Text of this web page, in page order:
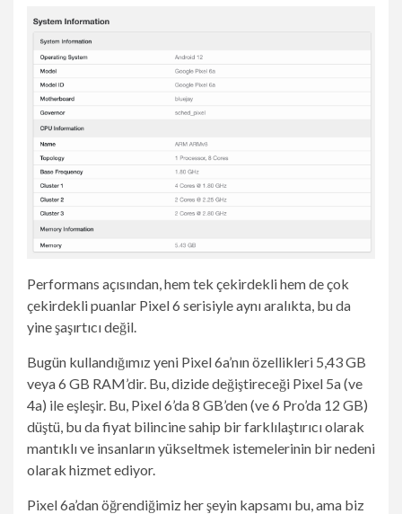
Performans açısından, hem tek çekirdekli hem de çok
çekirdekli puanlar Pixel 6 serisiyle aynı aralıkta, bu da
yine şaşırtıcı değil.
Bugün kullandığımız yeni Pixel 6a’nın özellikleri 5,43 GB
veya 6 GB RAM’dir. Bu, dizide değiştireceği Pixel 5a (ve
4a) ile eşleşir. Bu, Pixel 6’da 8 GB’den (ve 6 Pro’da 12 GB)
düştü, bu da fiyat bilincine sahip bir farklılaştırıcı olarak
mantıklı ve insanların yükseltmek istemelerinin bir nedeni
olarak hizmet ediyor.
Pixel 6a’dan öğrendiğimiz her şeyin kapsamı bu, ama biz